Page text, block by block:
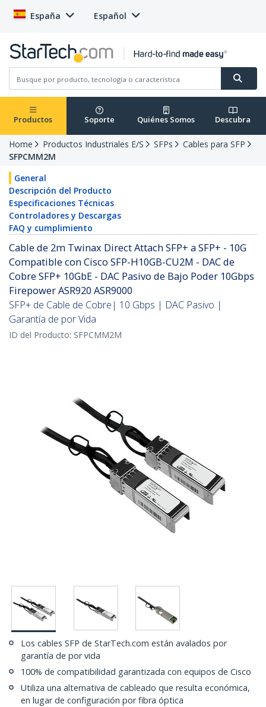
España Español
Productos Soporte Quiénes Somos Descubra
Home Productos Industriales E/S SFPs
Cables para SFP
SFPCMM2M
General
Descripción del Producto
Especificaciones Técnicas
Controladores y Descargas
FAQ y cumplimiento
Cable de 2m Twinax Direct Attach SFP+ a SFP+ - 10G
Compatible con Cisco SFP-H10GB-CU2M - DAC de
Cobre SFP+ 10GbE - DAC Pasivo de Bajo Poder 10Gbps
Firepower ASR920 ASR9000
SFP+ de Cable de Cobre| 10 Gbps | DAC Pasivo |
Garantía de por Vida
ID del Producto: SFPCMM2M
Los cables SFP de StarTech.com están avalados por
garantía de por vida
100% de compatibilidad garantizada con equipos de Cisco
Utiliza una alternativa de cableado que resulta económica,
en lugar de configuración por fibra óptica